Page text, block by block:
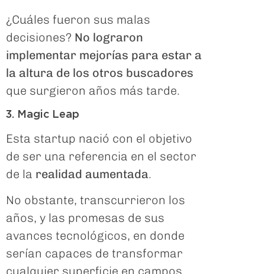
¿Cuáles fueron sus malas
decisiones? No lograron
implementar mejorías para estar a
la altura de los otros buscadores
que surgieron años más tarde.
3. Magic Leap
Esta startup nació con el objetivo
de ser una referencia en el sector
de la realidad aumentada.
No obstante, transcurrieron los
años, y las promesas de sus
avances tecnológicos, en donde
serían capaces de transformar